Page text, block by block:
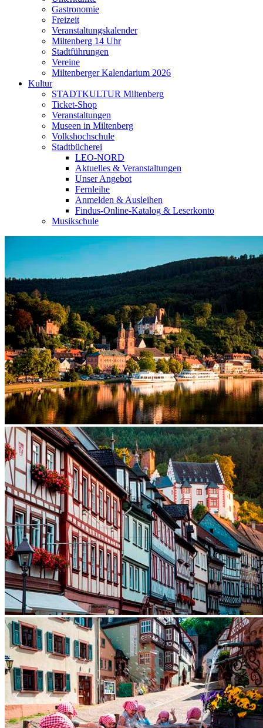
Gastronomie
Freizeit
Veranstaltungskalender
Miltenberg 14 Uhr
Stadtführungen
Vereine
Miltenberger Kalendarium 2026
Kultur
STADTKULTUR Miltenberg
Ticket-Shop
Veranstaltungen
Museen in Miltenberg
Volkshochschule
Stadtbücherei
LEO-NORD
Aktuelles & Veranstaltungen
Unser Angebot
Fernleihe
Anmelden & Ausleihen
Findus-Online-Katalog & Leserkonto
Musikschule